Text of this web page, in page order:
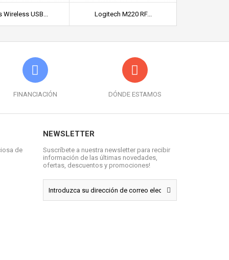
Wireless USB... Logitech M220 RF...
FINANCIACIÓN DÓNDE ESTAMOS
de
NEWSLETTER
Suscríbete a nuestra newsletter para recibir
información de las últimas novedades,
ofertas, descuentos y promociones!